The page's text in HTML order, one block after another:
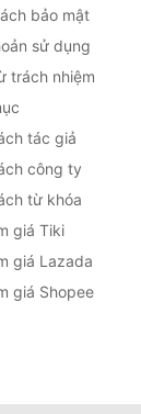
bảo mật
sử dụng
trách nhiệm
tác giả
công ty
từ khóa
giá Tiki
giá Lazada
giá Shopee